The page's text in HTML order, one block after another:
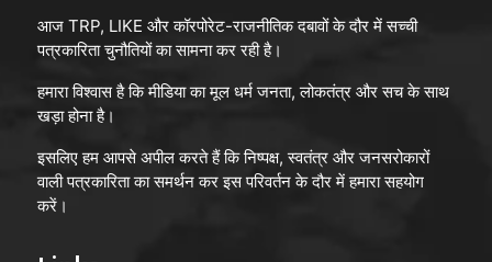
आज TRP, LIKE और कॉरपोरेट-राजनीतिक दबावों के दौर में सच्ची
पत्रकारिता चुनौतियों का सामना कर रही है।
हमारा विश्वास है कि मीडिया का मूल धर्म जनता, लोकतंत्र और सच के साथ
खड़ा होना है।
इसलिए हम आपसे अपील करते हैं कि निष्पक्ष, स्वतंत्र और जनसरोकारों
वाली पत्रकारिता का समर्थन कर इस परिवर्तन के दौर में हमारा सहयोग
करें।